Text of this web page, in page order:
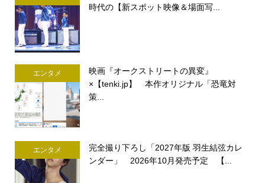
時代の【新スポット映像＆場面写...
エンタメ
映画『オークストリートの異変』
×【tenki.jp】 本作オリジナル「恐竜対
策...
エンタメ
完全撮り下ろし「2027年版 羽生結弦カレ
ンダー」 2026年10月発売予定 【...